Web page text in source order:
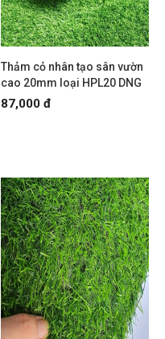
Thảm cỏ nhân tạo sân vườn
cao 20mm loại HPL20 DNG
87,000 đ